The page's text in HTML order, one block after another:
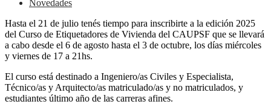
Novedades
Hasta el 21 de julio tenés tiempo para inscribirte a la edición 2025
del Curso de Etiquetadores de Vivienda del CAUPSF que se llevará
a cabo desde el 6 de agosto hasta el 3 de octubre, los días miércoles
y viernes de 17 a 21hs.
El curso está destinado a Ingeniero/as Civiles y Especialista,
Técnico/as y Arquitecto/as matriculado/as y no matriculados, y
estudiantes último año de las carreras afines.